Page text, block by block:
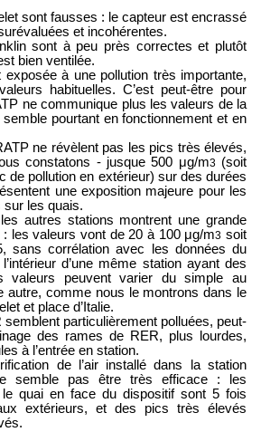
sont fausses : le capteur est encrassé
et incohérentes.
sont à peu près correctes et plutôt
bien ventilée.
à une pollution très importante,
habituelles. C’est peut-être pour
ne communique plus les valeurs de la
pourtant en fonctionnement et en
ne révèlent pas les pics très élevés,
constatons - jusque 500 μg/m3(soit
de pollution en extérieur) sur des durées
une exposition majeure pour les
sur les quais.
autres stations montrent une grande
les valeurs vont de 20 à 100 μg/m3 soit
sans corrélation avec les données du
d’une même station ayant des
valeurs peuvent varier du simple au
autre, comme nous le montrons dans le
et place d’Italie.
particulièrement polluées, peut-
des rames de RER, plus lourdes,
à l’entrée en station.
de l’air installé dans la station
semble pas être très efficace : les
quai en face du dispositif sont 5 fois
extérieurs, et des pics très élevés